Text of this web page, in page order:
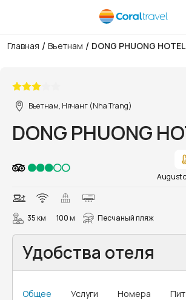
Главная / Вьетнам / DONG PHUONG HOTEL
Вьетнам, Нячанг (Nha Trang)
DONG PHUONG
August
35 км 100 м Песчаный пляж
Удобства отеля
Общее Услуги Номера